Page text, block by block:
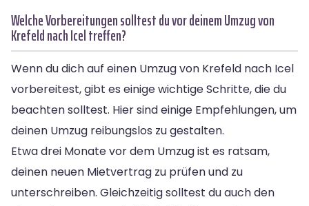
Welche Vorbereitungen solltest du vor deinem Umzug von
Krefeld nach Icel treffen?
Wenn du dich auf einen Umzug von Krefeld nach Icel
vorbereitest, gibt es einige wichtige Schritte, die du
beachten solltest. Hier sind einige Empfehlungen, um
deinen Umzug reibungslos zu gestalten.
Etwa drei Monate vor dem Umzug ist es ratsam,
deinen neuen Mietvertrag zu prüfen und zu
unterschreiben. Gleichzeitig solltest du auch den